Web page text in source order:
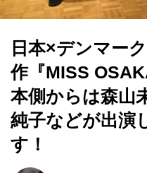
日本×デンマー
作『MISS
本側からは森山
純子などが出演
す！